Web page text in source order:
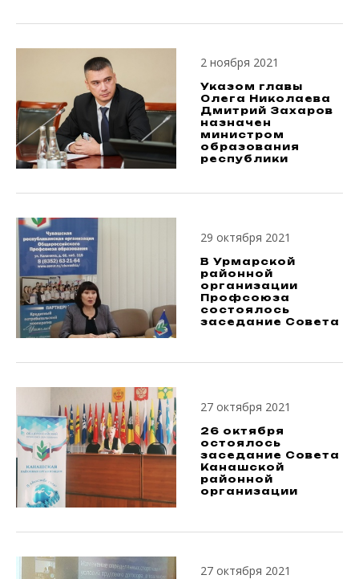
2 ноября 2021
Указом главы
Олега Николаева
Дмитрий Захаров
назначен
министром
образования
республики
29 октября 2021
В Урмарской
районной
организации
Профсоюза
состоялось
заседание Совета
27 октября 2021
26 октября
остоялось
заседание Совета
Канашской
районной
организации
27 октября 2021